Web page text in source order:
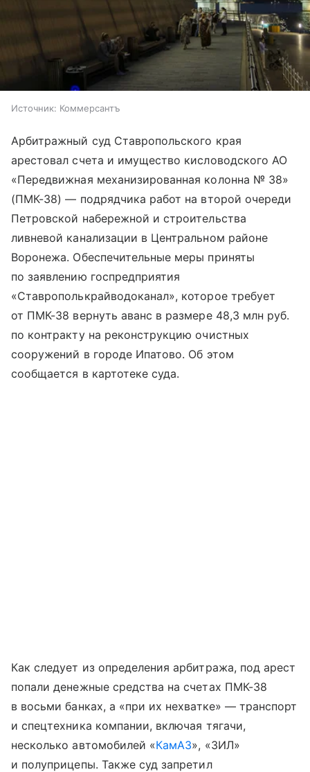
Источник: Коммерсантъ
Арбитражный суд Ставропольского края
арестовал счета и имущество кисловодского АО
«Передвижная механизированная колонна № 38»
(ПМК-38) — подрядчика работ на второй очереди
Петровской набережной и строительства
ливневой канализации в Центральном районе
Воронежа. Обеспечительные меры приняты
по заявлению госпредприятия
«Ставрополькрайводоканал», которое требует
от ПМК-38 вернуть аванс в размере 48,3 млн руб.
по контракту на реконструкцию очистных
сооружений в городе Ипатово. Об этом
сообщается в картотеке суда.
Как следует из определения арбитража, под арест
попали денежные средства на счетах ПМК-38
в восьми банках, а «при их нехватке» — транспорт
и спецтехника компании, включая тягачи,
несколько автомобилей «КамАЗ», «ЗИЛ»
и полуприцепы. Также суд запретил